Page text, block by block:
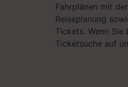
Fahrplänen mit
Reiseplanung
Tickets. Wenn
Ticketsuche auf